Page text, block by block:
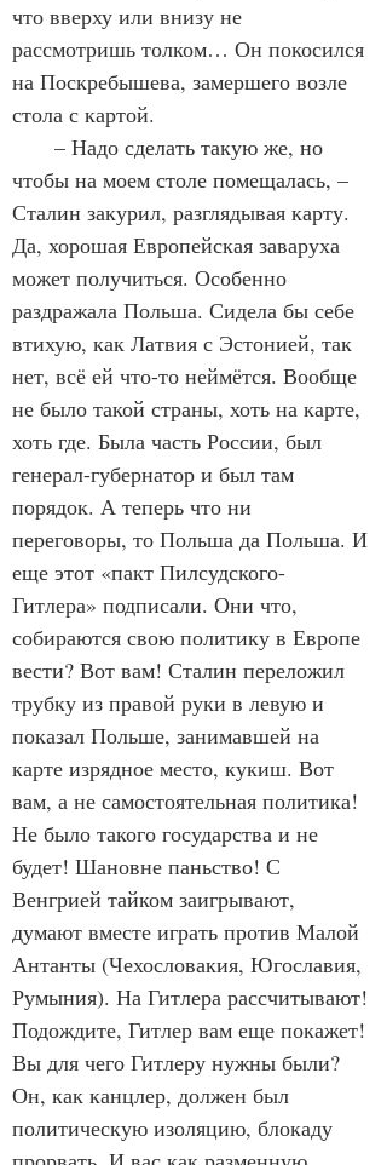
что вверху или внизу не
рассмотришь толком… Он покосился
на Поскребышева, замершего возле
стола с картой.
чтобы на моем столе помещалась, –
Сталин закурил, разглядывая карту.
Да, хорошая Европейская заваруха
может получиться. Особенно
раздражала Польша. Сидела бы себе
втихую, как Латвия с Эстонией, так
нет, всё ей что-то неймётся. Вообще
не было такой страны, хоть на карте,
хоть где. Была часть России, был
генерал-губернатор и был там
порядок. А теперь что ни
переговоры, то Польша да Польша. И
еще этот «пакт Пилсудского-
Гитлера» подписали. Они что,
собираются свою политику в Европе
вести? Вот вам! Сталин переложил
трубку из правой руки в левую и
показал Польше, занимавшей на
карте изрядное место, кукиш. Вот
вам, а не самостоятельная политика!
Не было такого государства и не
будет! Шановне паньство! С
Венгрией тайком заигрывают,
думают вместе играть против Малой
Антанты (Чехословакия, Югославия,
Румыния). На Гитлера рассчитывают!
Подождите, Гитлер вам еще покажет!
Вы для чего Гитлеру нужны были?
Он, как канцлер, должен был
политическую изоляцию, блокаду